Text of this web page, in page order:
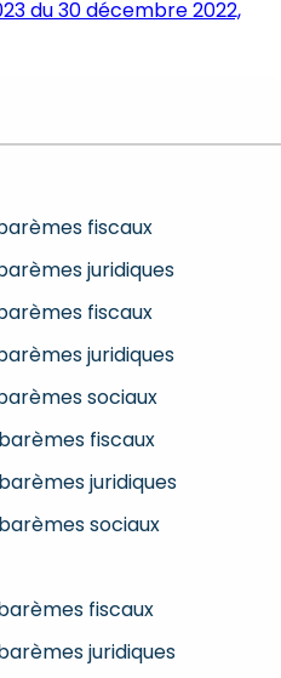
du 30 décembre 2022,
fiscaux
juridiques
fiscaux
juridiques
sociaux
fiscaux
juridiques
sociaux
fiscaux
juridiques